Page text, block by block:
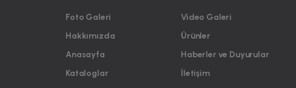
Foto Galeri
Hakkımızda
Anasayfa
Kataloglar
Video Galeri
Ürünler
Haberler ve Duyurular
İletişim